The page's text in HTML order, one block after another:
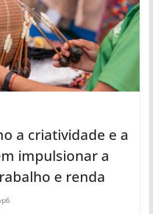
a criatividade e a
impulsionar a
e renda